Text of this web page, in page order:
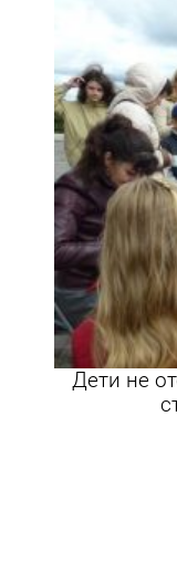
Дети не